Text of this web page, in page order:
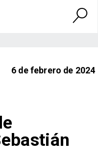
6 de febrero de 2024